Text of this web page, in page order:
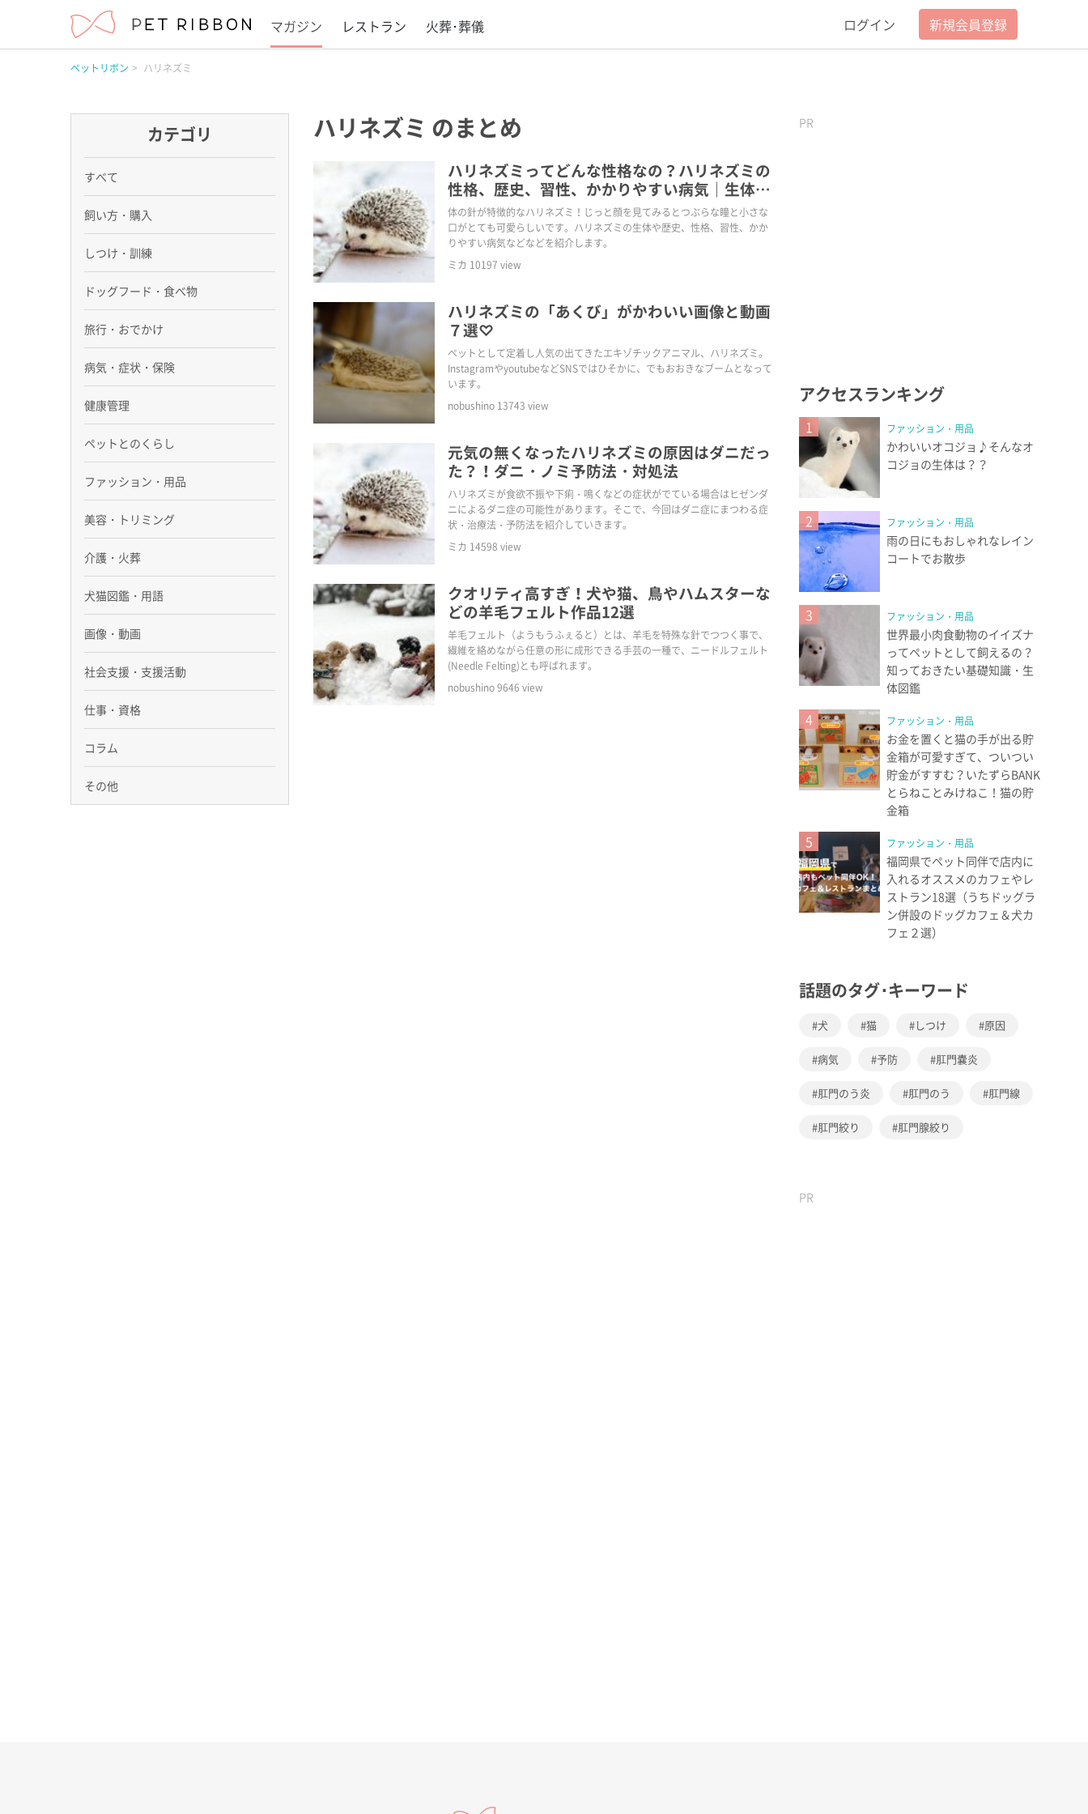
マガジン レストラン 火葬･葬儀 ログイン 新規会員登録
ペットリボン ハリネズミ
ハリネズミ のまとめ
ハリネズミってどんな性格なの？ハリネズミの
性格、歴史、習性、かかりやすい病気｜生体図
鑑
体の針が特徴的なハリネズミ！じっと顔を見てみるとつぶらな瞳と小さな
口がとても可愛らしいです。ハリネズミの生体や歴史、性格、習性、かか
りやすい病気などなどを紹介します。
ミカ 10197 view
ハリネズミの「あくび」がかわいい画像と動画
７選♡
ペットとして定着し人気の出てきたエキゾチックアニマル、ハリネズミ。
InstagramやyoutubeなどSNSではひそかに、でもおおきなブームとなって
います。
nobushino 13743 view
元気の無くなったハリネズミの原因はダニだっ
た？！ダニ・ノミ予防法・対処法
ハリネズミが食欲不振や下痢・鳴くなどの症状がでている場合はヒゼンダ
ニによるダニ症の可能性があります。そこで、今回はダニ症にまつわる症
状・治療法・予防法を紹介していきます。
ミカ 14598 view
クオリティ高すぎ！犬や猫、鳥やハムスターな
どの羊毛フェルト作品12選
羊毛フェルト（ようもうふぇると）とは、羊毛を特殊な針でつつく事で、
繊維を絡めながら任意の形に成形できる手芸の一種で、ニードルフェルト
(Needle Felting)とも呼ばれます。
nobushino9646 view
PR
アクセスランキング
1 ファッション・用品
かわいいオコジョ♪そんなオ
コジョの生体は？？
2 ファッション・用品
雨の日にもおしゃれなレイン
コートでお散歩
3 ファッション・用品
世界最小肉食動物のイイズナ
ってペットとして飼えるの？
知っておきたい基礎知識・生
体図鑑
4 ファッション・用品
お金を置くと猫の手が出る貯
金箱が可愛すぎて、ついつい
貯金がすすむ？いたずらBANK
とらねことみけねこ！猫の貯
金箱
5 ファッション・用品
福岡県でペット同伴で店内に
入れるオススメのカフェやレ
ストラン18選（うちドッグラ
ン併設のドッグカフェ＆犬カ
フェ２選）
話題のタグ･キーワード
犬 猫 しつけ 原因
病気 予防 肛門嚢炎
肛門のう炎 肛門のう 肛門線
肛門絞り 肛門腺絞り
PR
カテゴリ
すべて
飼い方・購入
しつけ・訓練
ドッグフード・食べ物
旅行・おでかけ
病気・症状・保険
健康管理
ペットとのくらし
ファッション・用品
美容・トリミング
介護・火葬
犬猫図鑑・用語
画像・動画
社会支援・支援活動
仕事・資格
コラム
その他